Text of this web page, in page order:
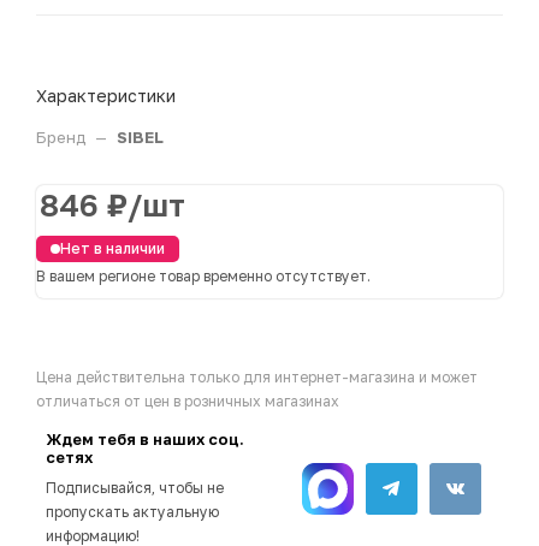
Характеристики
Бренд — SIBEL
846 ₽/шт
Нет в наличии
В вашем регионе товар временно отсутствует.
Цена действительна только для интернет-магазина и может
отличаться от цен в розничных магазинах
Ждем тебя в наших соц.
сетях
Подписывайся, чтобы не
пропускать актуальную
информацию!